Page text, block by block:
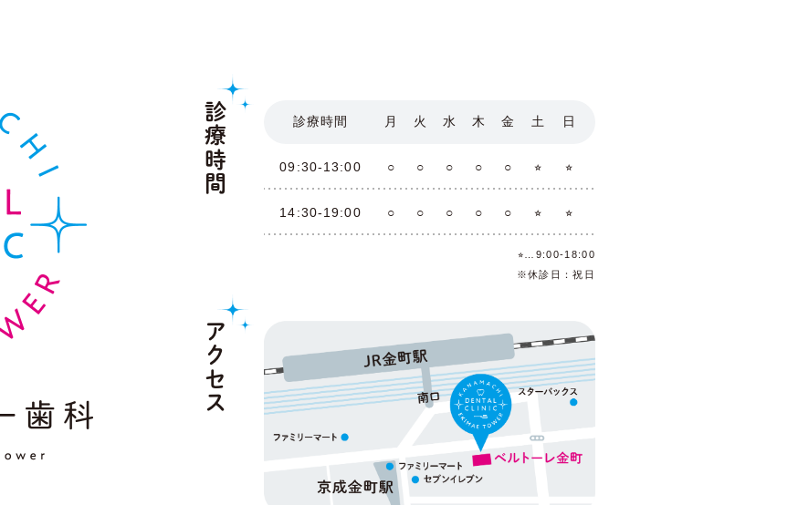
診療時間 診療時間 月 火 水 木 金 土 日
09:30-13:00 ○ ○ ○ ○ ○ ⭐︎ ⭐︎
14:30-19:00 ○ ○ ○ ○ ○ ⭐︎ ⭐︎
⭐︎…9:00-18:00
※休診日：祝日
アクセス